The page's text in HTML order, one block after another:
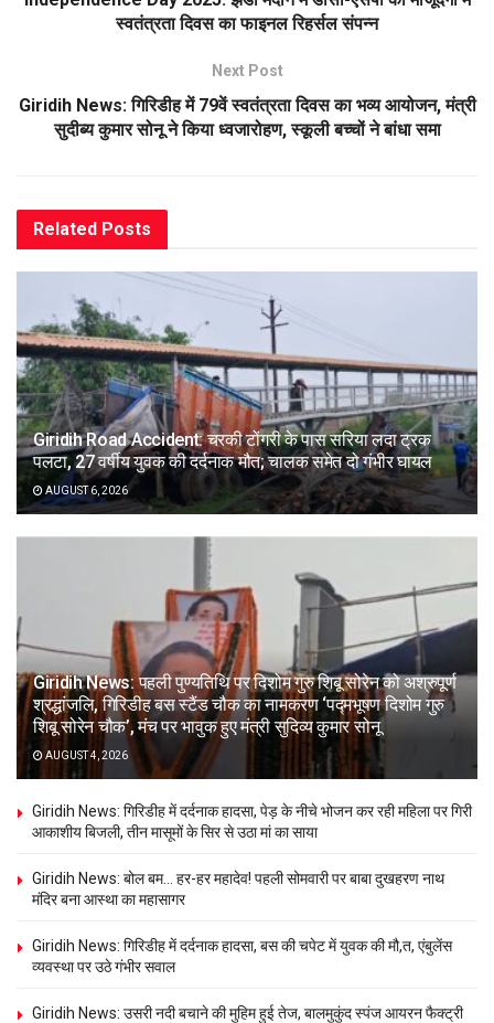
स्वतंत्रता दिवस का फाइनल रिहर्सल संपन्न
Next Post
Giridih News: गिरिडीह में 79वें स्वतंत्रता दिवस का भव्य आयोजन, मंत्री
सुदीब्य कुमार सोनू ने किया ध्वजारोहण, स्कूली बच्चों ने बांधा समा
Related Posts
Giridih Road Accident: चरकी टोंगरी के पास सरिया लदा ट्रक
पलटा, 27 वर्षीय युवक की दर्दनाक मौत; चालक समेत दो गंभीर घायल
AUGUST 6, 2026
Giridih News: पहली पुण्यतिथि पर दिशोम गुरु शिबू सोरेन को अश्रुपूर्ण
श्रद्धांजलि, गिरिडीह बस स्टैंड चौक का नामकरण ‘पद्मभूषण दिशोम गुरु
शिबू सोरेन चौक’, मंच पर भावुक हुए मंत्री सुदिव्य कुमार सोनू
AUGUST 4, 2026
Giridih News: गिरिडीह में दर्दनाक हादसा, पेड़ के नीचे भोजन कर रही महिला पर गिरी
आकाशीय बिजली, तीन मासूमों के सिर से उठा मां का साया
Giridih News: बोल बम… हर-हर महादेव! पहली सोमवारी पर बाबा दुखहरण नाथ
मंदिर बना आस्था का महासागर
Giridih News: गिरिडीह में दर्दनाक हादसा, बस की चपेट में युवक की मौ,त, एंबुलेंस
व्यवस्था पर उठे गंभीर सवाल
Giridih News: उसरी नदी बचाने की मुहिम हुई तेज, बालमुकुंद स्पंज आयरन फैक्ट्री